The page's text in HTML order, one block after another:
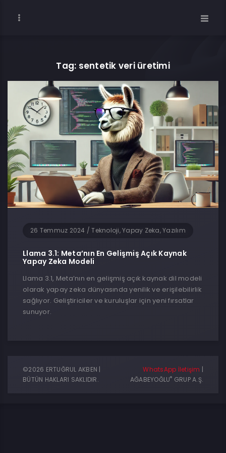
Tag: sentetik veri üretimi
26 Temmuz 2024 /Teknoloji, Yapay Zeka, Yazılım
Llama 3.1: Meta’nın En Gelişmiş Açık Kaynak
Yapay Zeka Modeli
Llama 3.1, Meta’nın en gelişmiş açık kaynak dil modeli
olarak yapay zeka dünyasında yenilik ve erişilebilirlik
sağlıyor. Geliştiriciler ve kuruluşlar için yeni fırsatlar
sunuyor.
©2026 ERTUĞRUL AKBEN |
BÜTÜN HAKLARI SAKLIDIR.
WhatsApp İletişim |
AĞABEYOĞLU® GRUP A.Ş.